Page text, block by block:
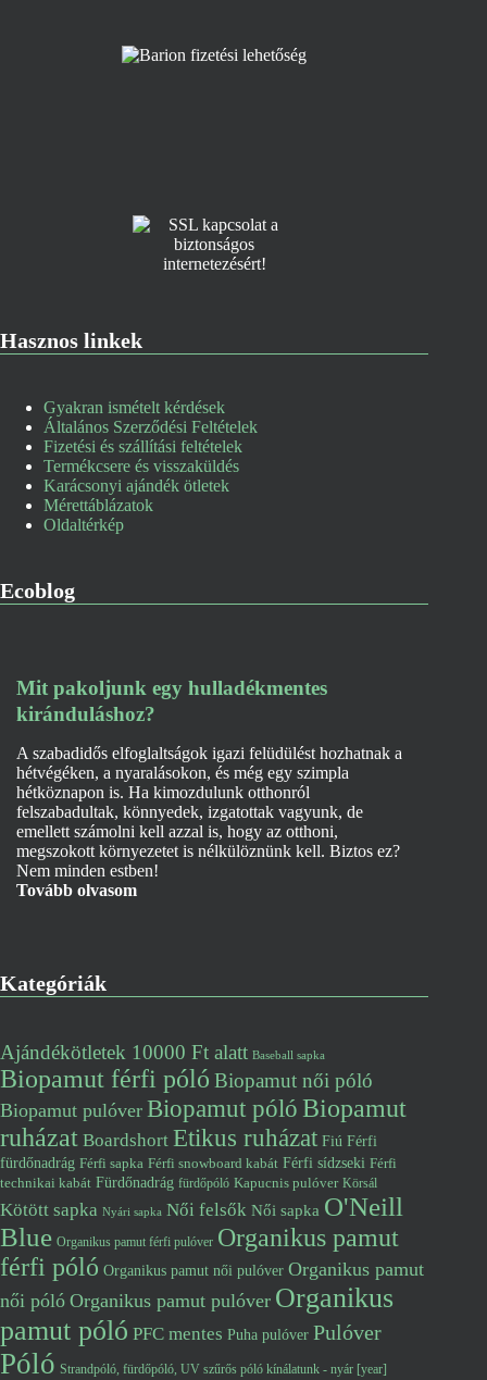
Hasznos linkek
Gyakran ismételt kérdések
Általános Szerződési Feltételek
Fizetési és szállítási feltételek
Termékcsere és visszaküldés
Karácsonyi ajándék ötletek
Mérettáblázatok
Oldaltérkép
Ecoblog
Mit pakoljunk egy hulladékmentes
kiránduláshoz?
A szabadidős elfoglaltságok igazi felüdülést hozhatnak a
hétvégéken, a nyaralásokon, és még egy szimpla
hétköznapon is. Ha kimozdulunk otthonról
felszabadultak, könnyedek, izgatottak vagyunk, de
emellett számolni kell azzal is, hogy az otthoni,
megszokott környezetet is nélkülöznünk kell. Biztos ez?
Nem minden estben!
Tovább olvasom
Kategóriák
Ajándékötletek 10000 Ft alatt Baseball sapka
Biopamut férfi póló Biopamut női póló
Biopamut pulóver Biopamut pólóBiopamut
ruházat Boardshort Etikus ruházat Fiú Férfi
fürdőnadrág Férfi sapka Férfi snowboard kabát Férfi sídzseki Férfi
technikai kabát Fürdőnadrág fürdőpóló Kapucnis pulóver Körsál
Kötött sapka Nyári sapka Női felsők Női sapka O'Neill
Blue Organikus pamut férfi pulóver Organikus pamut
férfi póló Organikus pamut női pulóver Organikus pamut
női póló Organikus pamut pulóver Organikus
pamut póló PFC mentes Puha pulóver Pulóver
Póló Strandpóló, fürdőpóló, UV szűrős póló kínálatunk - nyár [year]